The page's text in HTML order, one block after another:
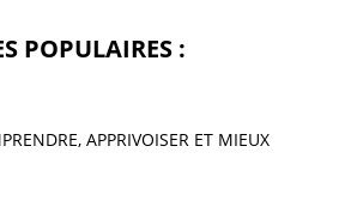
POPULAIRES :
APPRIVOISER ET MIEUX